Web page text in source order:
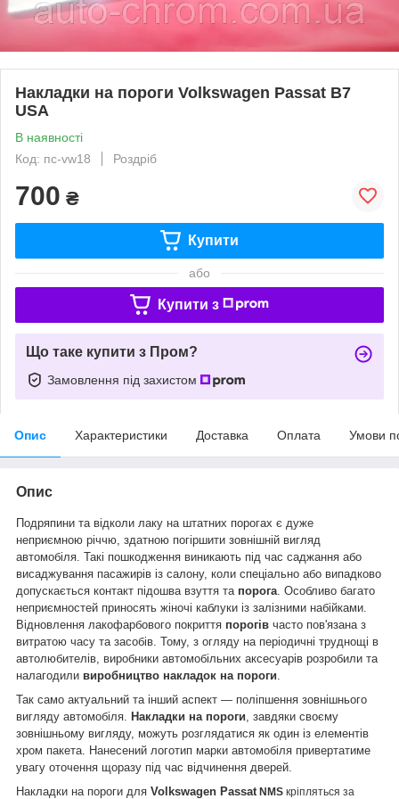
Накладки на пороги Volkswagen Passat B7
USA
В наявності
Код: пс-vw18
Роздріб
700 ₴
Купити
або
Купити з
Що таке купити з Пром?
Замовлення під захистом
Опис Характеристики Доставка Оплата Умови
Опис
Подряпини та відколи лаку на штатних порогах є дуже
неприємною річчю, здатною погіршити зовнішній вигляд
автомобіля. Такі пошкодження виникають під час саджання або
висаджування пасажирів із салону, коли спеціально або випадково
допускається контакт підошва взуття та порога . Особливо багато
неприємностей приносять жіночі каблуки із залізними набійками.
Відновлення лакофарбового покриття порогів часто пов'язана з
витратою часу та засобів. Тому, з огляду на періодичні труднощі в
автолюбителів, виробники автомобільних аксесуарів розробили та
налагодили виробництво накладок на пороги
Так само актуальний та інший аспект — поліпшення зовнішнього
вигляду автомобіля.
Накладки на пороги , завдяки своєму
зовнішньому вигляду, можуть розглядатися як один із елементів
хром пакета. Нанесений логотип марки автомобіля привертатиме
увагу оточення щоразу під час відчинення дверей.
Накладки на пороги для Volkswagen Passat NMS кріпляться за